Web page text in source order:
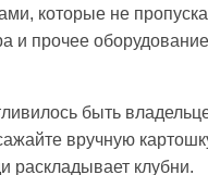
которые не
и прочее
быть
вручную
раскладывает клубни.